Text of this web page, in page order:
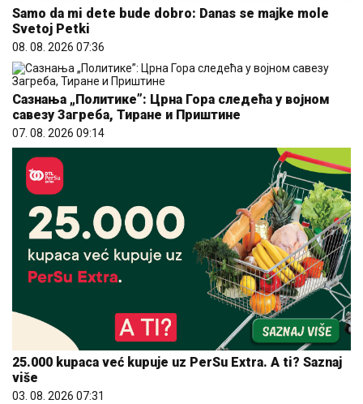
Samo da mi dete bude dobro: Danas se majke mole
Svetoj Petki
08. 08. 2026 07:36
Сазнања „Политике”: Црна Гора следећа у војном
савезу Загреба, Тиране и Приштине
07. 08. 2026 09:14
25.000 kupaca već kupuje uz PerSu Extra. A ti? Saznaj
više
03. 08. 2026 07:31